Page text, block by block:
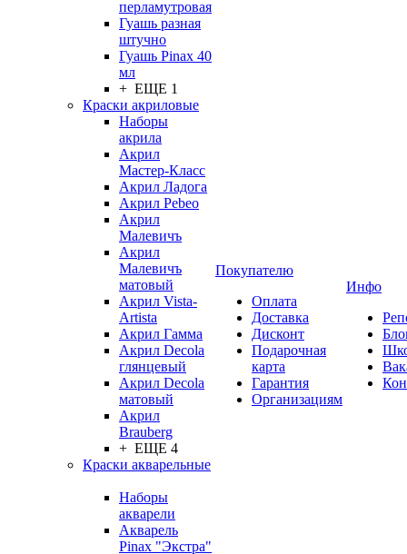
перламутровая
Гуашь разная
штучно
Гуашь Pinax 40
мл
+ ЕЩЕ 1
Краски акриловые
Наборы
акрила
Акрил
Мастер-Класс
Акрил Ладога
Акрил Pebeo
Акрил
Малевичъ
Акрил
Малевичъ
матовый
Акрил Vista-
Artista
Акрил Гамма
Акрил Decola
глянцевый
Акрил Decola
матовый
Акрил
Brauberg
+ ЕЩЕ 4
Краски акварельные
Наборы
акварели
Акварель
Pinax "Экстра"
Покупателю
Оплата
Доставка
Дисконт
Подарочная
карта
Гарантия
Организациям
Инфо